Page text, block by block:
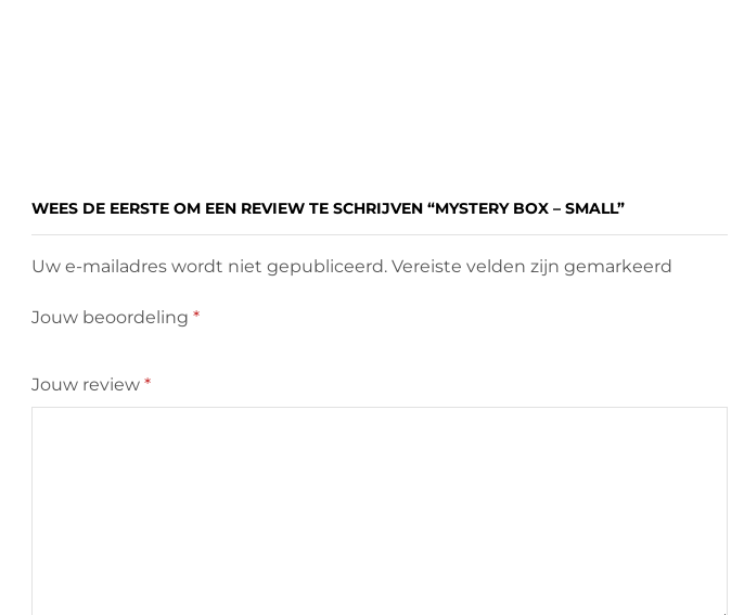
WEES DE EERSTE OM EEN REVIEW TE SCHRIJVEN “MYSTERY BOX – SMALL”
Uw e-mailadres wordt niet gepubliceerd. Vereiste velden zijn gemarkeerd
Jouw beoordeling *
Jouw review *